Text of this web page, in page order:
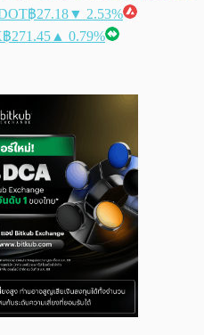
฿27.18▼ 2.53%
฿271.45 ▲ 0.79%